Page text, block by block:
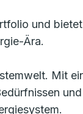
und
Ära.
Mit